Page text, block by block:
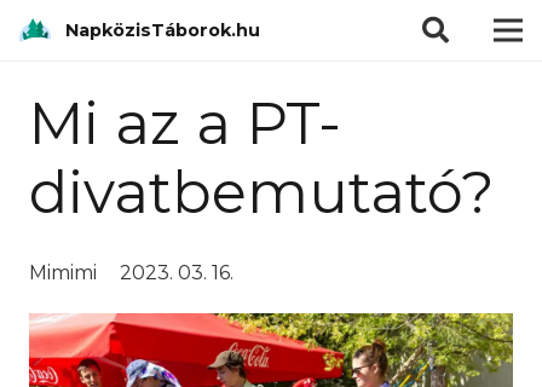
NapközisTáborok.hu
Mi az a PT-
divatbemutató?
Mimimi 2023. 03. 16.